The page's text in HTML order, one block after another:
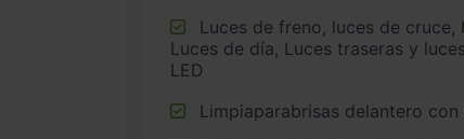
Luces de día, Luces traseras y
LED
Limpiaparabrisas delantero